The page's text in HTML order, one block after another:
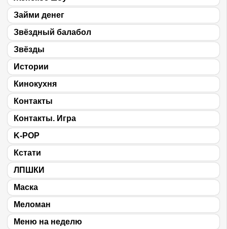
Займи денег
Звёздный балабол
Звёзды
Истории
Кинокухня
Контакты
Контакты. Игра
K-POP
Кстати
ЛПШКИ
Маска
Меломан
Меню на неделю